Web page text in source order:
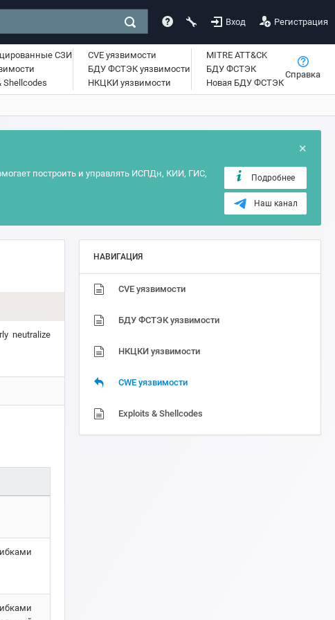
Вход Регистрация
СЗИ
Shellcodes
CVE уязвимости
БДУ ФСТЭК уязвимости
НКЦКИ уязвимости
MITRE ATT&CK
БДУ ФСТЭК
Новая БДУ ФСТЭК
Справка
×
построить и управлять ИСПДн, КИИ, ГИС,
Подробнее
Наш канал
neutralize
НАВИГАЦИЯ
CVE уязвимости
БДУ ФСТЭК уязвимости
НКЦКИ уязвимости
CWE уязвимости
Exploits & Shellcodes